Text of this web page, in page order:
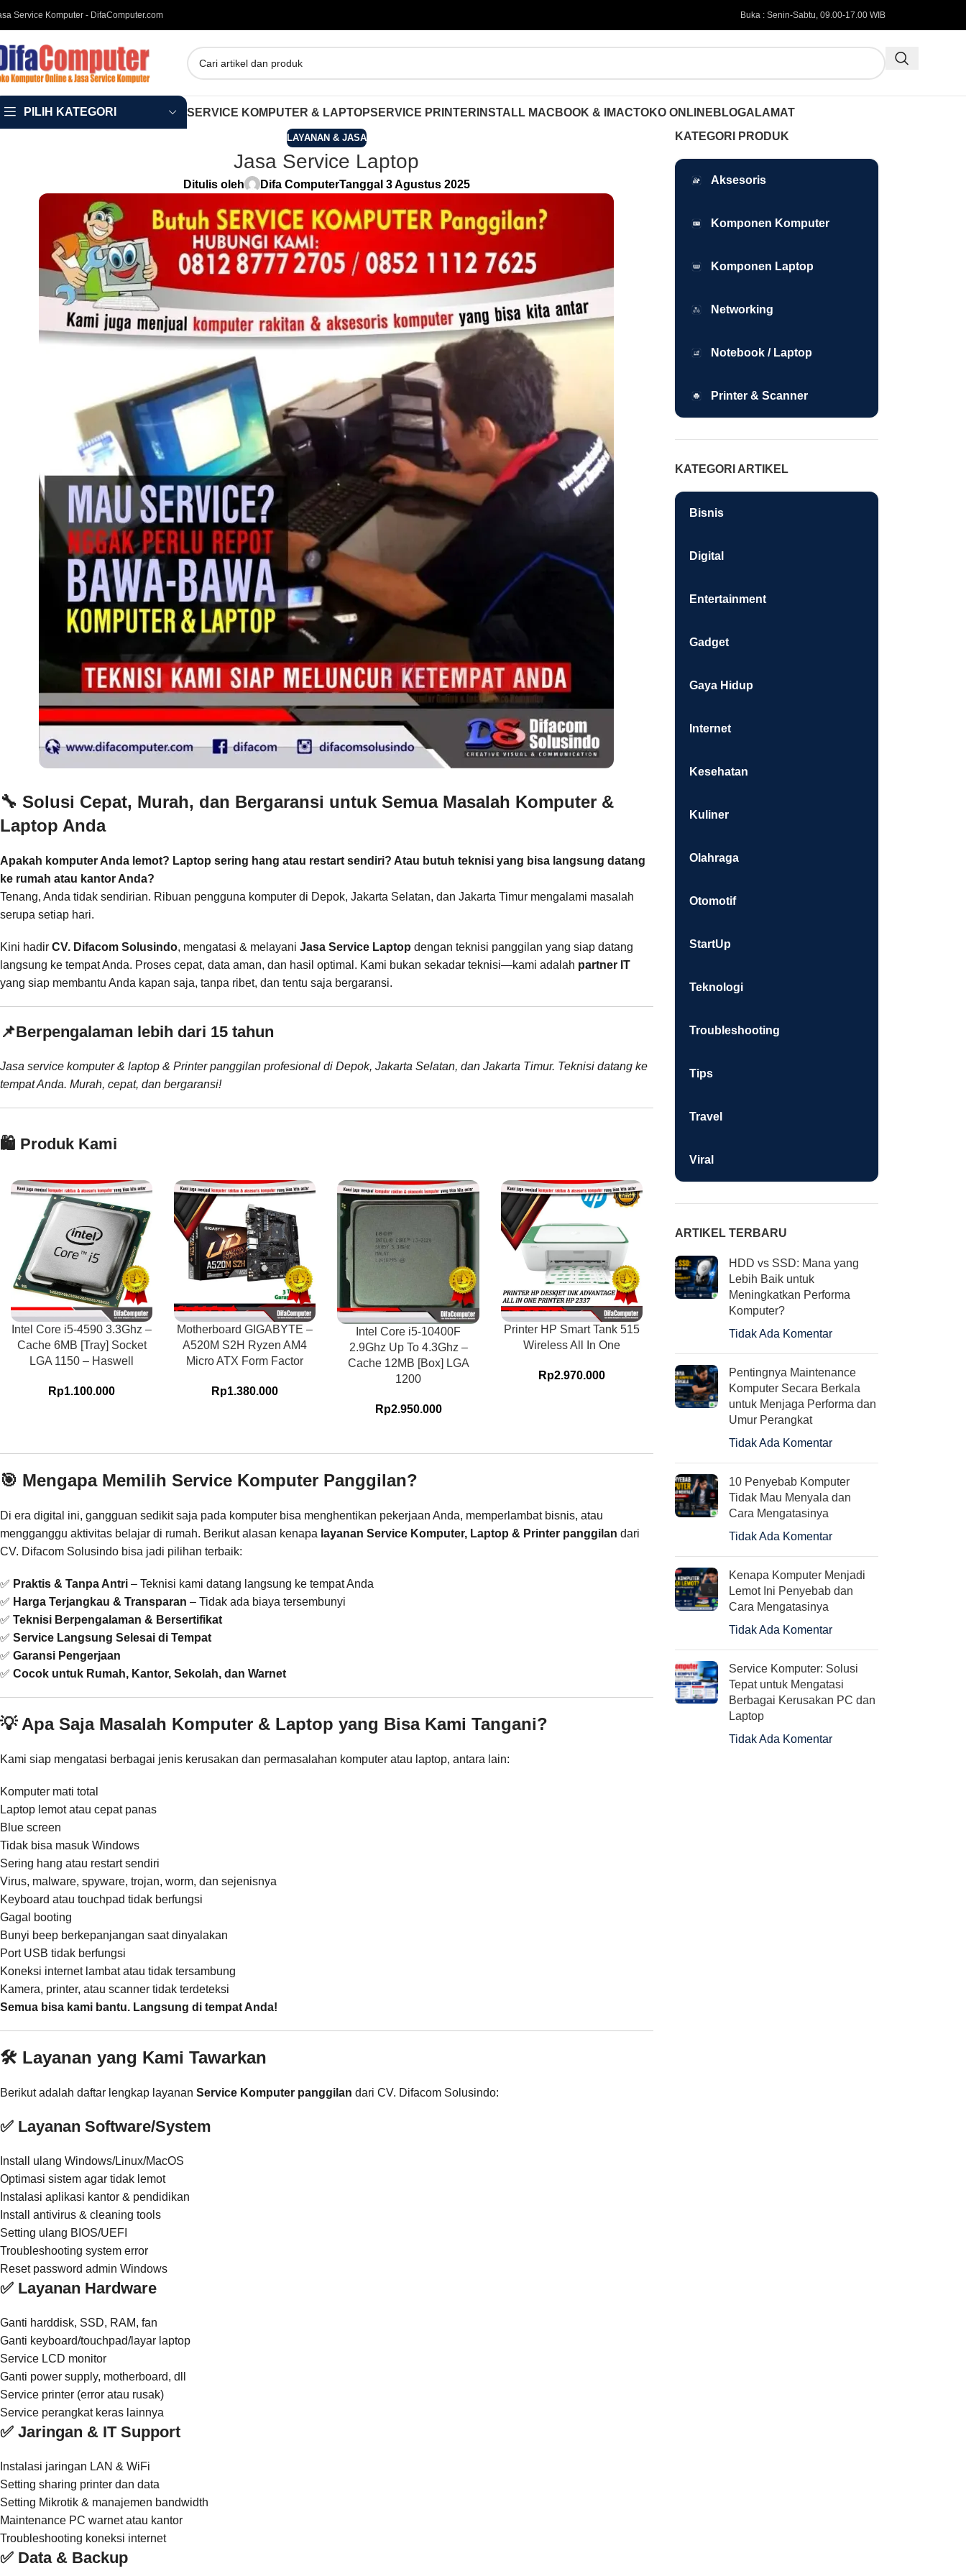
Service Komputer - DifaComputer.com Buka : Senin-Sabtu, 09.00-17.00 WIB
PILIH KATEGORI SERVICE KOMPUTER & LAPTOPSERVICE PRINTER INSTALL MACBOOK & IMACTOKO ONLINE BLOGALAMAT
LAYANAN & JASA
Jasa Service Laptop
Ditulis oleh Difa ComputerTanggal 3 Agustus 2025
🔧 Solusi Cepat, Murah, dan Bergaransi untuk Semua Masalah Komputer &
Laptop Anda
Apakah komputer Anda lemot? Laptop sering hang atau restart sendiri? Atau butuh teknisi yang bisa langsung datang
ke rumah atau kantor Anda?
Tenang, Anda tidak sendirian. Ribuan pengguna komputer di Depok, Jakarta Selatan, dan Jakarta Timur mengalami masalah
serupa setiap hari.
Kini hadir CV. Difacom Solusindo, mengatasi & melayani Jasa Service Laptop dengan teknisi panggilan yang siap datang
langsung ke tempat Anda. Proses cepat, data aman, dan hasil optimal. Kami bukan sekadar teknisi—kami adalah partner IT
yang siap membantu Anda kapan saja, tanpa ribet, dan tentu saja bergaransi.
📌Berpengalaman lebih dari 15 tahun
Jasa service komputer & laptop & Printer panggilan profesional di Depok, Jakarta Selatan, dan Jakarta Timur. Teknisi datang ke
tempat Anda. Murah, cepat, dan bergaransi!
🛍️ Produk Kami
Intel Core i5-4590 3.3Ghz –
Cache 6MB [Tray] Socket
LGA 1150 – Haswell
Rp1.100.000
Motherboard GIGABYTE –
A520M S2H Ryzen AM4
Micro ATX Form Factor
Rp1.380.000
Intel Core i5-10400F
2.9Ghz Up To 4.3Ghz –
Cache 12MB [Box] LGA
1200
Rp2.950.000
Printer HP Smart Tank 515
Wireless All In One
Rp2.970.000
Monitor LED LG 24MP400-
Rp2.280.000
Rp
🎯 Mengapa Memilih Service Komputer Panggilan?
Di era digital ini, gangguan sedikit saja pada komputer bisa menghentikan pekerjaan Anda, memperlambat bisnis, atau
mengganggu aktivitas belajar di rumah. Berikut alasan kenapa layanan Service Komputer, Laptop & Printer panggilan dari
CV. Difacom Solusindo bisa jadi pilihan terbaik:
✅ Praktis & Tanpa Antri – Teknisi kami datang langsung ke tempat Anda
✅ Harga Terjangkau & Transparan – Tidak ada biaya tersembunyi
✅ Teknisi Berpengalaman & Bersertifikat
✅ Service Langsung Selesai di Tempat
✅ Garansi Pengerjaan
✅ Cocok untuk Rumah, Kantor, Sekolah, dan Warnet
💡 Apa Saja Masalah Komputer & Laptop yang Bisa Kami Tangani?
Kami siap mengatasi berbagai jenis kerusakan dan permasalahan komputer atau laptop, antara lain:
Komputer mati total
Laptop lemot atau cepat panas
Blue screen
Tidak bisa masuk Windows
Sering hang atau restart sendiri
Virus, malware, spyware, trojan, worm, dan sejenisnya
Keyboard atau touchpad tidak berfungsi
Gagal booting
Bunyi beep berkepanjangan saat dinyalakan
Port USB tidak berfungsi
Koneksi internet lambat atau tidak tersambung
Kamera, printer, atau scanner tidak terdeteksi
Semua bisa kami bantu. Langsung di tempat Anda!
🛠️ Layanan yang Kami Tawarkan
Berikut adalah daftar lengkap layanan Service Komputer panggilan dari CV. Difacom Solusindo:
✅ Layanan Software/System
Install ulang Windows/Linux/MacOS
Optimasi sistem agar tidak lemot
Instalasi aplikasi kantor & pendidikan
Install antivirus & cleaning tools
Setting ulang BIOS/UEFI
Troubleshooting system error
Reset password admin Windows
✅ Layanan Hardware
Ganti harddisk, SSD, RAM, fan
Ganti keyboard/touchpad/layar laptop
Service LCD monitor
Ganti power supply, motherboard, dll
Service printer (error atau rusak)
Service perangkat keras lainnya
✅ Jaringan & IT Support
Instalasi jaringan LAN & WiFi
Setting sharing printer dan data
Setting Mikrotik & manajemen bandwidth
Maintenance PC warnet atau kantor
Troubleshooting koneksi internet
✅ Data & Backup
KATEGORI PRODUK
Aksesoris
Komponen Komputer
Komponen Laptop
Networking
Notebook / Laptop
Printer & Scanner
KATEGORI ARTIKEL
Bisnis
Digital
Entertainment
Gadget
Gaya Hidup
Internet
Kesehatan
Kuliner
Olahraga
Otomotif
StartUp
Teknologi
Troubleshooting
Tips
Travel
Viral
ARTIKEL TERBARU
HDD vs SSD: Mana yang
Lebih Baik untuk
Meningkatkan Performa
Komputer?
Tidak Ada Komentar
Pentingnya Maintenance
Komputer Secara Berkala
untuk Menjaga Performa dan
Umur Perangkat
Tidak Ada Komentar
10 Penyebab Komputer
Tidak Mau Menyala dan
Cara Mengatasinya
Tidak Ada Komentar
Kenapa Komputer Menjadi
Lemot Ini Penyebab dan
Cara Mengatasinya
Tidak Ada Komentar
Service Komputer: Solusi
Tepat untuk Mengatasi
Berbagai Kerusakan PC dan
Laptop
Tidak Ada Komentar